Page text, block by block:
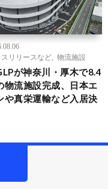
スリリースなど
物流施設
が神奈川・厚木で8.4
物流施設完成、日本エ
や真栄運輸など入居決